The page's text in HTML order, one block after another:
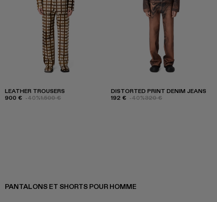
LEATHER TROUSERS
900 € -40%1.500 €
DISTORTED PRINT DENIM JEANS
192 € -40%320 €
PANTALONS ET SHORTS POUR HOMME